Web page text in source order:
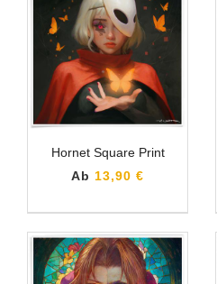
Hornet Square Print
Ab 13,90 €